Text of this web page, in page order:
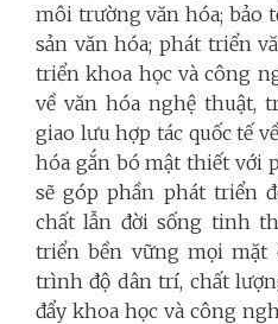
môi trường văn hóa; bảo
sản văn hóa; phát triển
triển khoa học và công
về văn hóa nghệ thuật,
giao lưu hợp tác quốc tế
hóa gắn bó mật thiết với
sẽ góp phần phát triển
chất lẫn đời sống tinh
triển bền vững mọi mặt
trình độ dân trí, chất
đẩy khoa học và công